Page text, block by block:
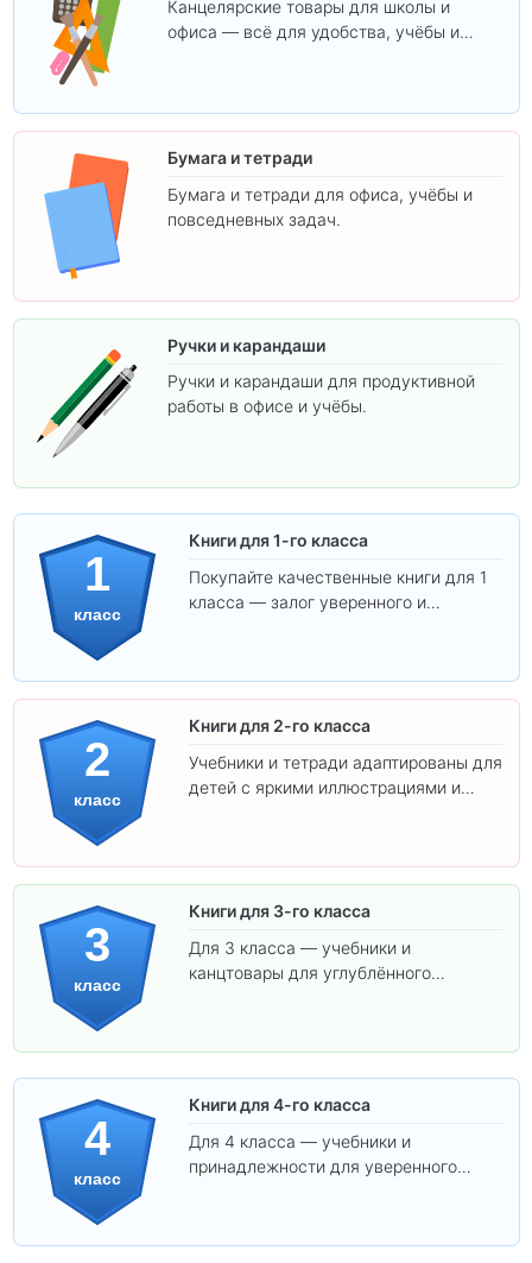
Канцелярские товары для школы и
офиса — всё для удобства, учёбы и
Бумага и тетради
Бумага и тетради для офиса, учёбы и
повседневных задач.
Ручки и карандаши
Ручки и карандаши для продуктивной
работы в офисе и учёбы.
1
класс
Книги для 1-го класса
Покупайте качественные книги для 1
класса — залог уверенного и
2
класс
Книги для 2-го класса
Учебники и тетради адаптированы для
детей с яркими иллюстрациями и
3
класс
Книги для 3-го класса
Для 3 класса — учебники и
канцтовары для углублённого
4
класс
Книги для 4-го класса
Для 4 класса — учебники и
принадлежности для уверенного